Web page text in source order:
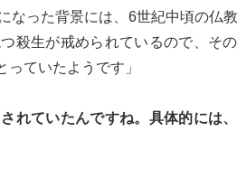
った背景には、6世紀中頃の仏
殺生が戒められているので、そ
ていたようです」
れていたんですね。具体的には